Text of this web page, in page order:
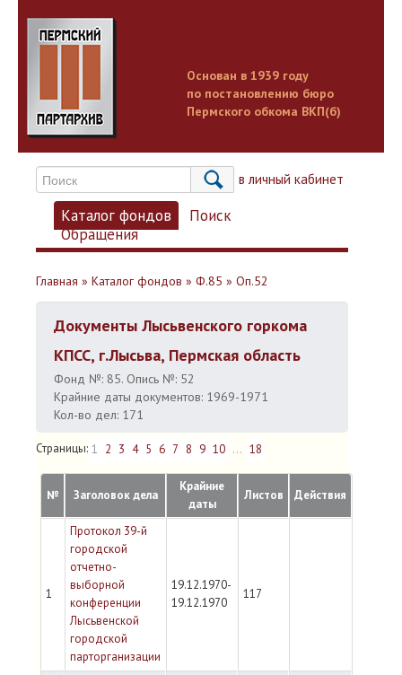
Основан в 1939 году
по постановлению бюро
Пермского обкома ВКП(б)
Вход в личный кабинет
Каталог фондов
Поиск
Обращения
Главная » Каталог фондов » Ф.85 » Оп.52
Документы Лысьвенского горкома
КПСС, г.Лысьва, Пермская область
Фонд №: 85. Опись №: 52
Крайние даты документов: 1969-1971
Кол-во дел: 171
Страницы: 1 2 3 4 5 6 7 8 9 10 ... 18
№ Заголовок дела
Крайние
даты
Листов Действия
1
Протокол 39-й
городской
отчетно-
выборной
конференции
Лысьвенской
городской
парторганизации
19.12.1970-
19.12.1970
117